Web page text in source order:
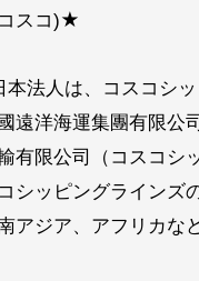
スコ)★
本法人は、コスコシ
遠洋海運集團有限公
有限公司（コスコシ
シッピングラインズ
アジア、アフリカな